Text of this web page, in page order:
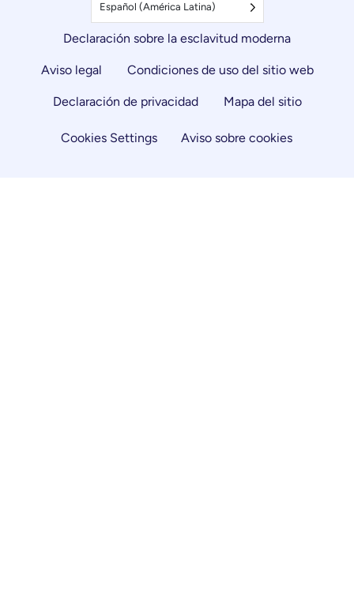
Español (América Latina)
Declaración sobre la esclavitud moderna
Aviso legal Condiciones de uso del sitio web
Declaración de privacidad Mapa del sitio
Cookies Settings Aviso sobre cookies